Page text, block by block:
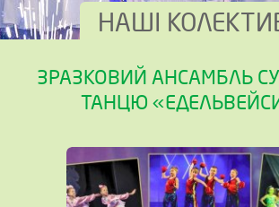
НАШІ
ЗРАЗКОВИЙ АНСАМБЛЬ
ТАНЦЮ